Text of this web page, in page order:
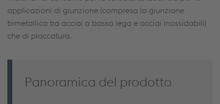
applicazioni di giunzione (compresa la giunzione
bimetallica tra acciai a bassa lega e acciai inossidabili)
che di placcatura.
Panoramica del prodotto